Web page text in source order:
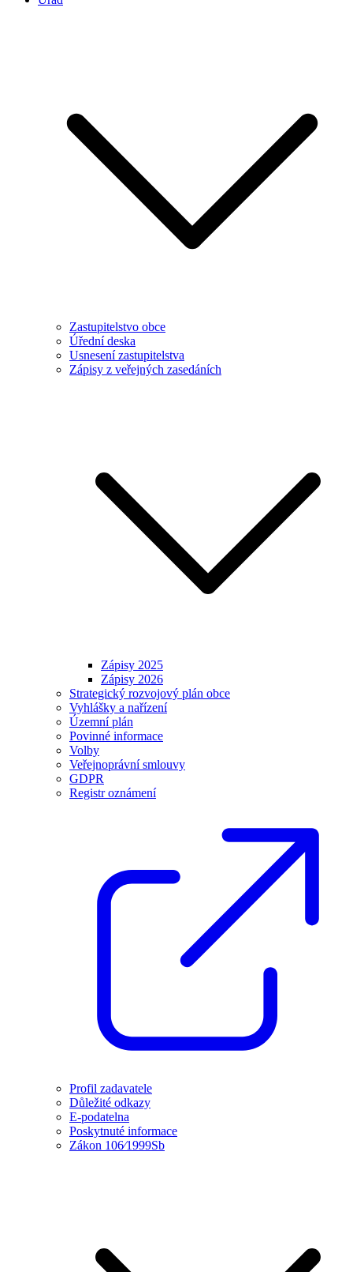
Zastupitelstvo obce
Úřední deska
Usnesení zastupitelstva
Zápisy z veřejných zasedáních
Zápisy 2025
Zápisy 2026
Strategický rozvojový plán obce
Vyhlášky a nařízení
Územní plán
Povinné informace
Volby
Veřejnoprávní smlouvy
GDPR
Registr oznámení
Profil zadavatele
Důležité odkazy
E-podatelna
Poskytnuté informace
Zákon 106⁄1999Sb